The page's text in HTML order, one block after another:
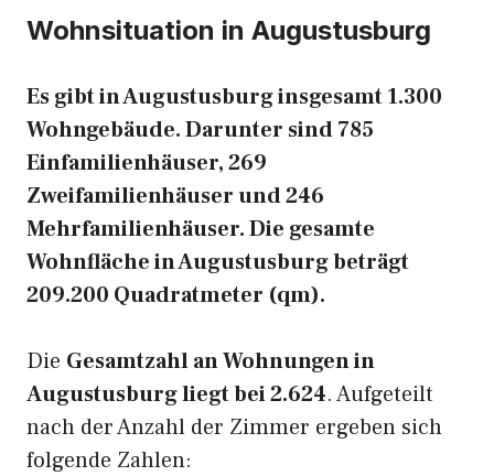
Wohnsituation in Augustusburg
Es gibt in Augustusburg insgesamt 1.300
Wohngebäude. Darunter sind 785
Einfamilienhäuser, 269
Zweifamilienhäuser und 246
Mehrfamilienhäuser. Die gesamte
Wohnfläche in Augustusburg beträgt
209.200 Quadratmeter (qm).
Die Gesamtzahl an Wohnungen in
Augustusburg liegt bei 2.624. Aufgeteilt
nach der Anzahl der Zimmer ergeben sich
folgende Zahlen: